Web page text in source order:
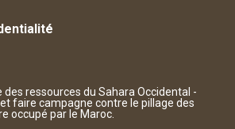
des ressources du Sahara Occidental -
faire campagne contre le pillage des
occupé par le Maroc.